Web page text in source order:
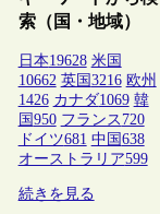
索（国・地域）
日本19628 米国
10662 英国 3216 欧州
1426 カナダ1069 韓
国 950 フランス 720
ドイツ681 中国 638
オーストラリア599
続きを見る